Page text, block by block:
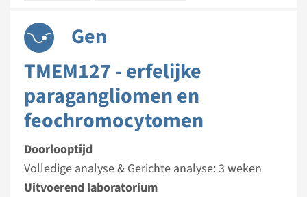
Gen
TMEM127 - erfelijke
paragangliomen en
feochromocytomen
Doorlooptijd
Volledige analyse & Gerichte analyse: 3 weken
Uitvoerend laboratorium